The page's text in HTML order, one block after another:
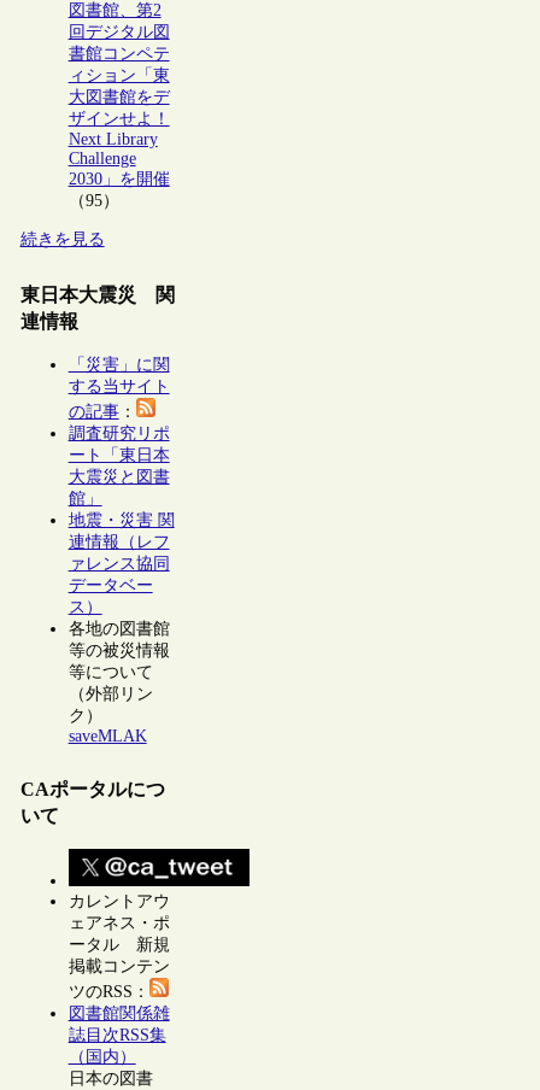
図書館、第2
回デジタル図
書館コンペテ
ィション「東
大図書館をデ
ザインせよ！
Next Library
Challenge
2030」を開催
（95）
続きを見る
東日本大震災 関
連情報
「災害」に関
する当サイト
の記事：
調査研究リポ
ート「東日本
大震災と図書
館」
地震・災害 関
連情報（レフ
ァレンス協同
データベー
ス）
各地の図書館
等の被災情報
等について
（外部リン
ク）
saveMLAK
CAポータルにつ
いて
カレントアウ
ェアネス・ポ
ータル 新規
掲載コンテン
ツのRSS：
図書館関係雑
誌目次RSS集
（国内）
日本の図書